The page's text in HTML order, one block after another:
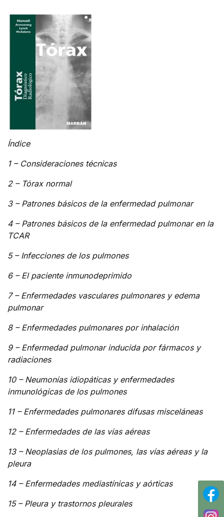
Índice
1 – Consideraciones técnicas
2 – Tórax normal
3 – Patrones básicos de la enfermedad pulmonar
4 – Patrones básicos de la enfermedad pulmonar en la
TCAR
5 – Infecciones de los pulmones
6 – El paciente inmunodeprimido
7 – Enfermedades vasculares pulmonares y edema
pulmonar
8 – Enfermedades pulmonares por inhalación
9 – Enfermedad pulmonar inducida por fármacos y
radiaciones
10 – Neumonías idiopáticas y enfermedades
inmunológicas de los pulmones
11 – Enfermedades pulmonares difusas misceláneas
12 – Enfermedades de las vías aéreas
13 – Neoplasias de los pulmones, las vías aéreas y la
pleura
14 – Enfermedades mediastínicas y aórticas
15 – Pleura y trastornos pleurales